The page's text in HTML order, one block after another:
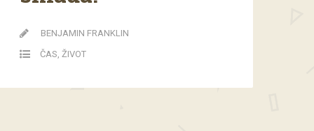
BENJAMIN FRANKLIN
ČAS ŽIVOT